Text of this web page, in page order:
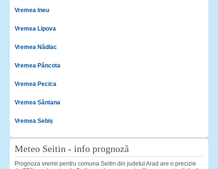
Vremea Ineu
Vremea Lipova
Vremea Nădlac
Vremea Pâncota
Vremea Pecica
Vremea Sântana
Vremea Sebiș
Meteo Seitin - info prognoză
Prognoza vremii pentru comuna Seitin din judetul Arad are o precizie